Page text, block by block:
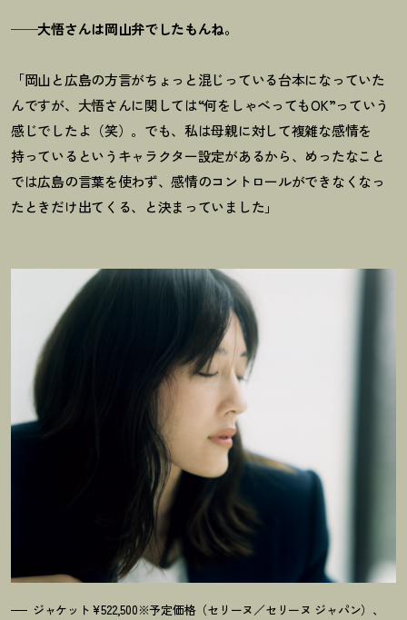
──大悟さんは岡山弁でしたもんね。
「岡山と広島の方言がちょっと混じっている台本になっていた
んですが、大悟さんに関しては“何をしゃべってもOK”っていう
感じでしたよ（笑）。でも、私は母親に対して複雑な感情を
持っているというキャラクター設定があるから、めったなこと
では広島の言葉を使わず、感情のコントロールができなくなっ
たときだけ出てくる、と決まっていました」
ジャケット¥522,500※予定価格（セリーヌ／セリーヌ ジャパン）、